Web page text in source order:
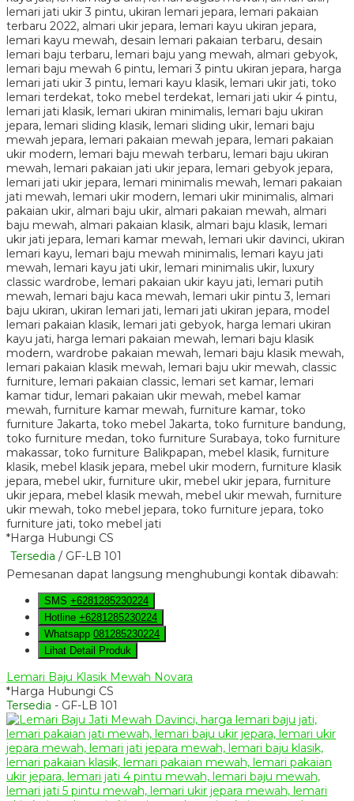
*Harga Hubungi CS
Tersedia / GF-LB 101
Pemesanan dapat langsung menghubungi kontak dibawah:
SMS +6281285230224
Hotline +6281285230224
Whatsapp 081285230224
Lihat Detail Produk
Lemari Baju Klasik Mewah Novara
*Harga Hubungi CS
Tersedia - GF-LB 101